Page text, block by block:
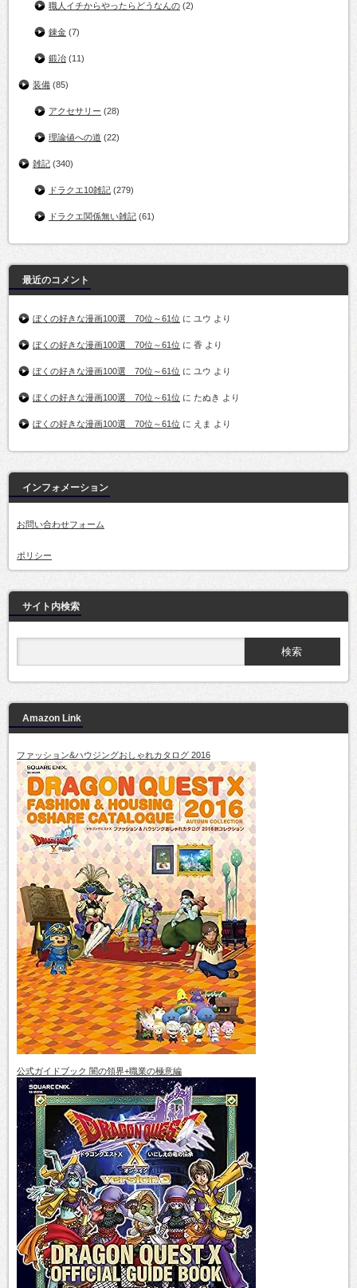
職人イチからやったらどうなんの (2)
錬金 (7)
鍛冶 (11)
装備 (85)
アクセサリー (28)
理論値への道 (22)
雑記 (340)
ドラクエ10雑記 (279)
ドラクエ関係無い雑記 (61)
最近のコメント
ぼくの好きな漫画100選 70位～61位 に ユウ より
ぼくの好きな漫画100選 70位～61位 に 香 より
ぼくの好きな漫画100選 70位～61位 に ユウ より
ぼくの好きな漫画100選 70位～61位 に たぬき より
ぼくの好きな漫画100選 70位～61位 に えま より
インフォメーション
お問い合わせフォーム
ポリシー
サイト内検索
Amazon Link
ファッション&ハウジングおしゃれカタログ 2016
公式ガイドブック 闇の領界+職業の極意編